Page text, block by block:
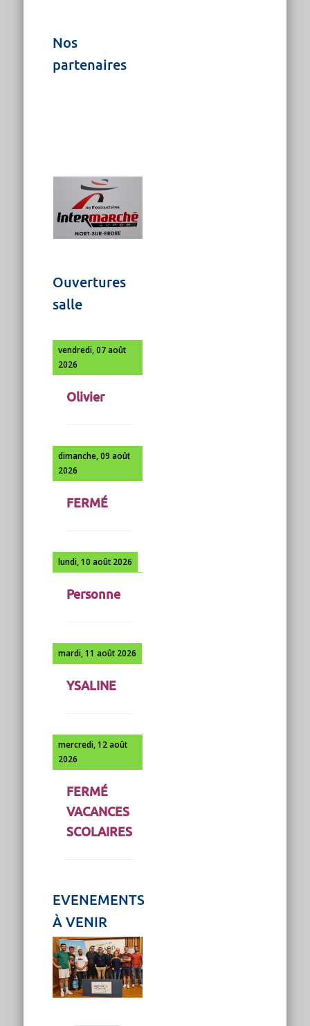
Nos
partenaires
Ouvertures
salle
vendredi, 07 août
2026
Olivier
dimanche, 09 août
2026
FERMÉ
lundi, 10 août 2026
Personne
mardi, 11 août 2026
YSALINE
mercredi, 12 août
2026
FERMÉ
VACANCES
SCOLAIRES
EVENEMENTS
À VENIR